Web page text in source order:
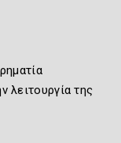
λειτουργία της